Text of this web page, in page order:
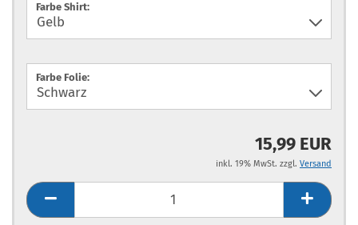
Farbe Shirt:
Farbe Folie:
15,99 EUR
inkl. 19% MwSt. zzgl. Versand